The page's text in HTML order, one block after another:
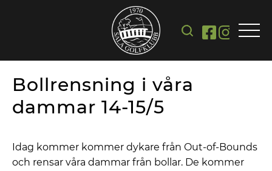
Bollrensning i våra
dammar 14-15/5
Idag kommer kommer dykare från Out-of-Bounds
och rensar våra dammar från bollar. De kommer